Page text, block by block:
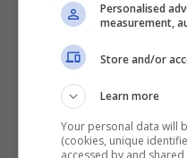
Personalised
measurement,
Store and/or
Learn more
Your personal data will
(cookies, unique
accessed by and